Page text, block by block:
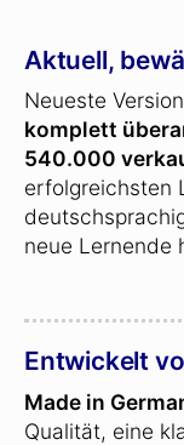
Aktuell,
Neueste
komplett
540.000
erfolgreichsten
neue Lernende
Entwickelt
Made in
Qualität, eine